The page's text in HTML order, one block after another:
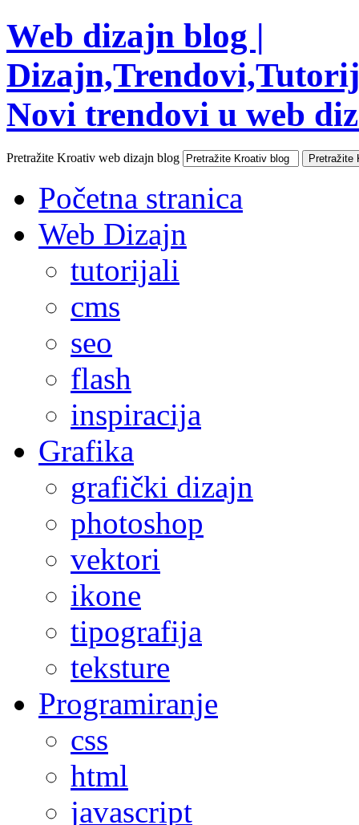
Web dizajn blog |
Novi trendovi u web
Pretražite Kroativ web dizajn blog
Početna stranica
Web Dizajn
tutorijali
cms
seo
flash
inspiracija
Grafika
grafički dizajn
photoshop
vektori
ikone
tipografija
teksture
Programiranje
css
html
javascript